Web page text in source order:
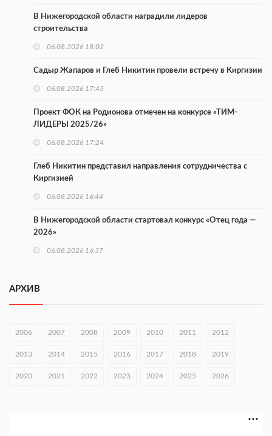
В Нижегородской области наградили лидеров
строительства
06.08.2026 18:02
Садыр Жапаров и Глеб Никитин провели встречу в Киргизии
06.08.2026 17:43
Проект ФОК на Родионова отмечен на конкурсе «ТИМ-
ЛИДЕРЫ 2025/26»
06.08.2026 17:24
Глеб Никитин представил направления сотрудничества с
Киргизией
06.08.2026 16:44
В Нижегородской области стартовал конкурс «Отец года —
2026»
06.08.2026 16:37
раза
АРХИВ
2006 2007 2008 2009 2010 2011 2012
2013 2014 2015 2016 2017 2018 2019
2020 2021 2022 2023 2024 2025 2026